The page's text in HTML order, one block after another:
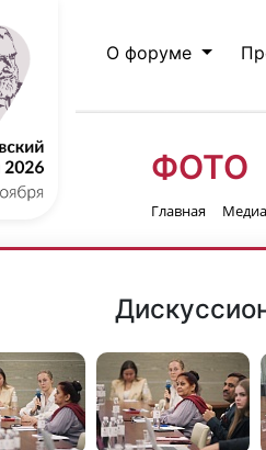
О форуме
ФОТО
Главная Медиа